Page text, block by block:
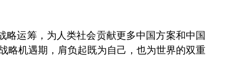
运筹，为人类社会贡献更多中国方案和中国
略机遇期，肩负起既为自己，也为世界的双重